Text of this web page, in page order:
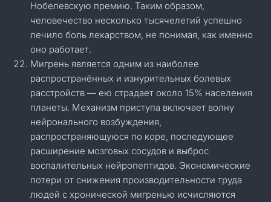
Нобелевскую премию. Таким образом,
человечество несколько тысячелетий успешно
лечило боль лекарством, не понимая, как именно
оно работает.
Мигрень является одним из наиболее
распространённых и изнурительных болевых
расстройств — ею страдает около 15% населения
планеты. Механизм приступа включает волну
нейронального возбуждения,
распространяющуюся по коре, последующее
расширение мозговых сосудов и выброс
воспалительных нейропептидов. Экономические
потери от снижения производительности труда
людей с хронической мигренью исчисляются